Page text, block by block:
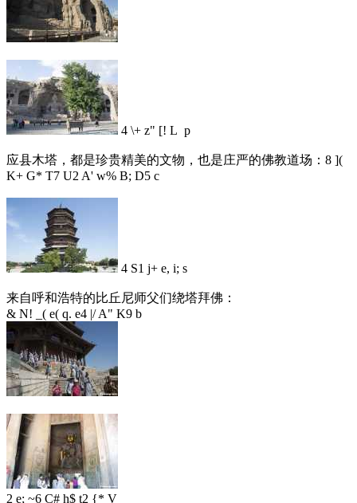
4 \+ z" [! L p
应县木塔，都是珍贵精美的文物，也是庄严的佛教道场： 8 ](
K+ G* T7 U2 A' w% B; D5 c
4 S1 j+ e, i; s
来自呼和浩特的比丘尼师父们绕塔拜佛：
& N! _( e( q. e4 |/ A" K9 b
2 e; ~6 C# h$ t2 {* V